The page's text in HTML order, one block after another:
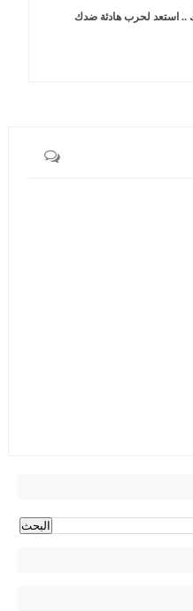
.. استعد لحرب هادئة ضدك